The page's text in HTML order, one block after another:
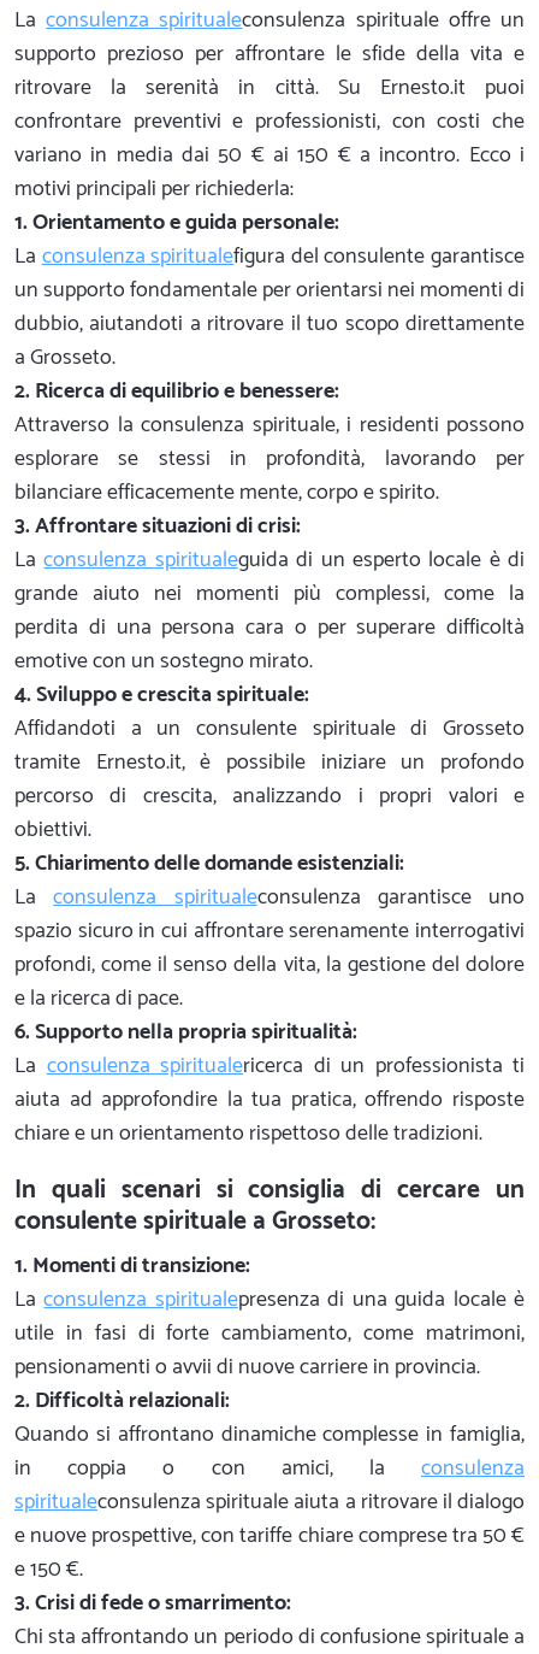
Laconsulenza spiritualeconsulenza spirituale offre un
supporto prezioso per affrontare le sfide della vita e
ritrovare la serenità in città. Su Ernesto.it puoi
confrontare preventivi e professionisti, con costi che
variano in media dai 50 € ai 150 € a incontro. Ecco i
motivi principali per richiederla:
1. Orientamento e guida personale:
Laconsulenza spiritualefigura del consulente garantisce
un supporto fondamentale per orientarsi nei momenti di
dubbio, aiutandoti a ritrovare il tuo scopo direttamente
a Grosseto.
2. Ricerca di equilibrio e benessere:
Attraverso la consulenza spirituale, i residenti possono
esplorare se stessi in profondità, lavorando per
bilanciare efficacemente mente, corpo e spirito.
3. Affrontare situazioni di crisi:
Laconsulenza spiritualeguida di un esperto locale è di
grande aiuto nei momenti più complessi, come la
perdita di una persona cara o per superare difficoltà
emotive con un sostegno mirato.
4. Sviluppo e crescita spirituale:
Affidandoti a un consulente spirituale di Grosseto
tramite Ernesto.it, è possibile iniziare un profondo
percorso di crescita, analizzando i propri valori e
obiettivi.
5. Chiarimento delle domande esistenziali:
Laconsulenza spiritualeconsulenza garantisce uno
spazio sicuro in cui affrontare serenamente interrogativi
profondi, come il senso della vita, la gestione del dolore
e la ricerca di pace.
6. Supporto nella propria spiritualità:
Laconsulenza spiritualericerca di un professionista ti
aiuta ad approfondire la tua pratica, offrendo risposte
chiare e un orientamento rispettoso delle tradizioni.
In quali scenari si consiglia di cercare un
consulente spirituale a Grosseto:
1. Momenti di transizione:
Laconsulenza spiritualepresenza di una guida locale è
utile in fasi di forte cambiamento, come matrimoni,
pensionamenti o avvii di nuove carriere in provincia.
2. Difficoltà relazionali:
Quando si affrontano dinamiche complesse in famiglia,
in coppia o con amici, la consulenza
spiritualeconsulenza spirituale aiuta a ritrovare il dialogo
e nuove prospettive, con tariffe chiare comprese tra 50 €
e 150 €.
3. Crisi di fede o smarrimento:
Chi sta affrontando un periodo di confusione spirituale a